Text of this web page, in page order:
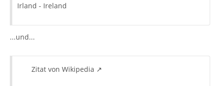
Irland - Ireland
...und...
Zitat von Wikipedia